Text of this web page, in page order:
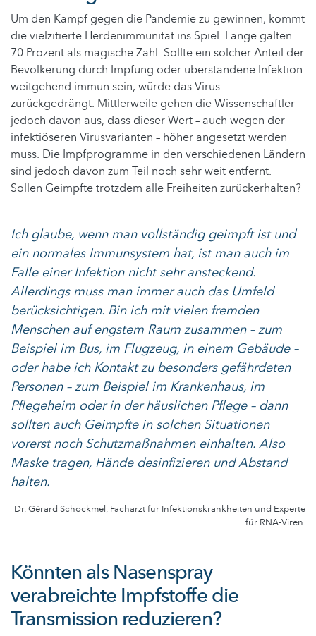
Um den Kampf gegen die Pandemie zu gewinnen, kommt
die vielzitierte Herdenimmunität ins Spiel. Lange galten
70 Prozent als magische Zahl. Sollte ein solcher Anteil der
Bevölkerung durch Impfung oder überstandene Infektion
weitgehend immun sein, würde das Virus
zurückgedrängt. Mittlerweile gehen die Wissenschaftler
jedoch davon aus, dass dieser Wert – auch wegen der
infektiöseren Virusvarianten – höher angesetzt werden
muss. Die Impfprogramme in den verschiedenen Ländern
sind jedoch davon zum Teil noch sehr weit entfernt.
Sollen Geimpfte trotzdem alle Freiheiten zurückerhalten?
Ich glaube, wenn man vollständig geimpft ist und
ein normales Immunsystem hat, ist man auch im
Falle einer Infektion nicht sehr ansteckend.
Allerdings muss man immer auch das Umfeld
berücksichtigen. Bin ich mit vielen fremden
Menschen auf engstem Raum zusammen – zum
Beispiel im Bus, im Flugzeug, in einem Gebäude –
oder habe ich Kontakt zu besonders gefährdeten
Personen – zum Beispiel im Krankenhaus, im
Pflegeheim oder in der häuslichen Pflege – dann
sollten auch Geimpfte in solchen Situationen
vorerst noch Schutzmaßnahmen einhalten. Also
Maske tragen, Hände desinfizieren und Abstand
halten.
Dr. Gérard Schockmel, Facharzt für Infektionskrankheiten und Experte
für RNA-Viren.
Könnten als Nasenspray
verabreichte Impfstoffe die
Transmission reduzieren?